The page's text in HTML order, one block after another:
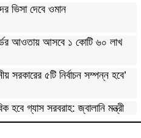
ভিসা দেবে ওমান
আওতায় আসবে ১ কোটি ৬০ লাখ
সরকারের ৫টি নির্বাচন সম্পন্ন হবে’
হবে গ্যাস সরবরাহ: জ্বালানি মন্ত্রী